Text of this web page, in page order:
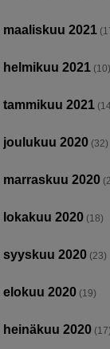
maaliskuu 2021
helmikuu 2021 (10)
tammikuu 2021
joulukuu 2020 (32)
marraskuu 2020
lokakuu 2020 (18)
syyskuu 2020 (23)
elokuu 2020 (19)
heinäkuu 2020 (17)